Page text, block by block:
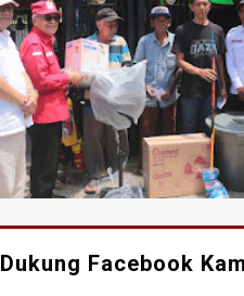
Dukung Facebook